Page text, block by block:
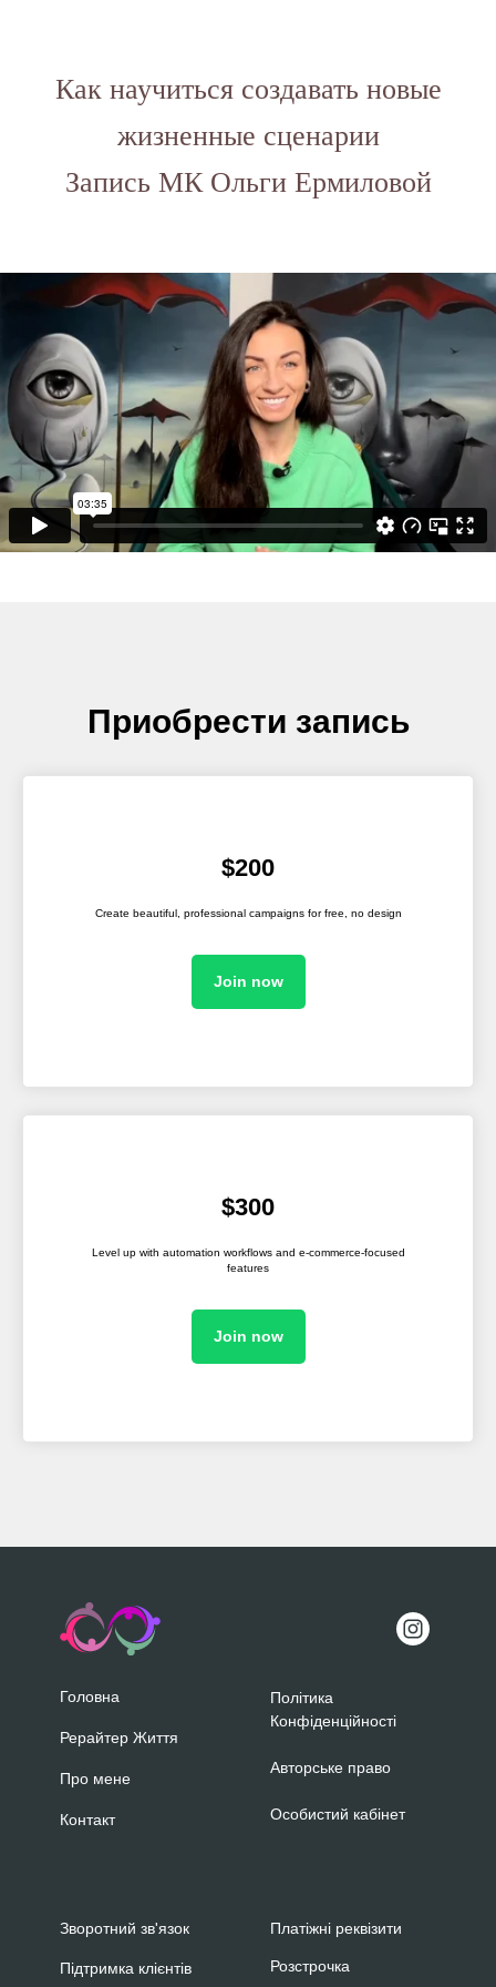
Как научиться создавать новые
жизненные сценарии
Запись МК Ольги Ермиловой
Приобрести запись
$200
Create beautiful, professional campaigns for free, no design
Join now
$300
Level up with automation workflows and e-commerce-focused
features
Join now
Головна
Політика
Конфіденційності
Підтримка клієнтів
Рерайтер Життя
Авторське право
Платіжні реквізити
Про мене
Особистий кабінет
Розстрочка
Контакт
Зворотний зв'язок